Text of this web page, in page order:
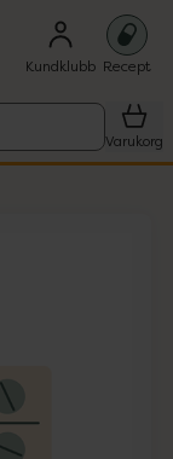
Kundklubb Recept
Varukorg